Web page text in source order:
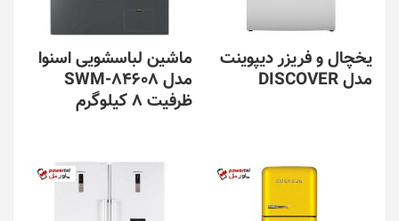
یخچال و فریزر دیپوینت
مدل DISCOVER
ماشین لباسشویی اسنوا
مدل SWM-84608
ظرفیت ۸ کیلوگرم